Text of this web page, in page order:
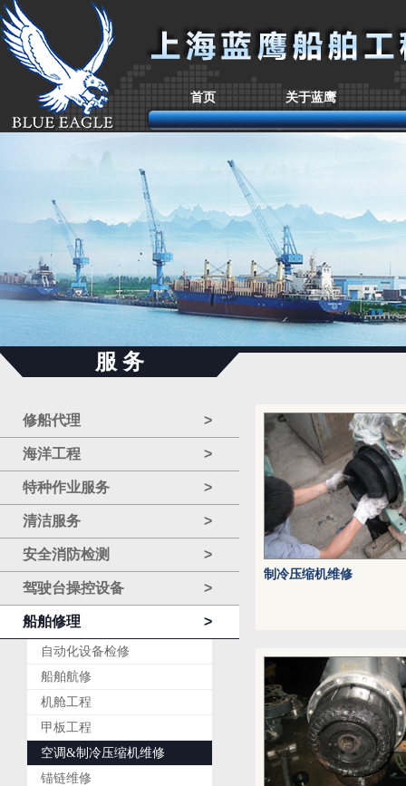
首页 关于蓝鹰
服 务
修船代理 >
海洋工程 >
特种作业服务 >
清洁服务 >
安全消防检测 >
驾驶台操控设备 >
船舶修理 >
自动化设备检修
船舶航修
机舱工程
甲板工程
空调&制冷压缩机维修
锚链维修
制冷压缩机维修